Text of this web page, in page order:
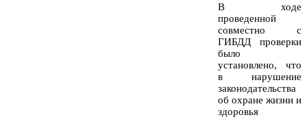
В ходе
проведенной
совместно с
ГИБДД проверки
было
установлено, что
в нарушение
законодательства
об охране жизни и
здоровья